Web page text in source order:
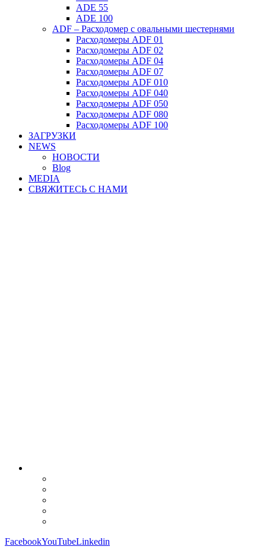
ADE 55
ADE 100
ADF – Расходомер с овальными шестернями
Расходомеры ADF 01
Расходомеры ADF 02
Расходомеры ADF 04
Расходомеры ADF 07
Расходомеры ADF 010
Расходомеры ADF 040
Расходомеры ADF 050
Расходомеры ADF 080
Расходомеры ADF 100
ЗАГРУЗКИ
NEWS
НОВОСТИ
Blog
MEDIA
СВЯЖИТЕСЬ С НАМИ
FacebookYouTubeLinkedin